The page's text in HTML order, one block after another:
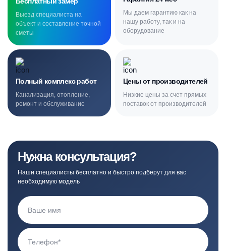
Выезд специалиста на
объект и составление точной
сметы
Мы даем гарантию как на
нашу работу, так и на
оборудование
Полный комплекс работ
Канализация, отопление,
ремонт и обслуживание
Цены от производителей
Низкие цены за счет прямых
поставок от производителей
Нужна консультация?
Наши специалисты бесплатно и быстро подберут для вас
необходимую модель